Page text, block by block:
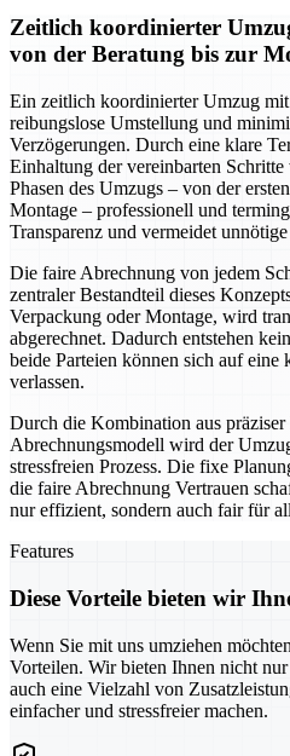
Zeitlich koordinierter
von der Beratung bis zur
Ein zeitlich koordinierter Umzug
reibungslose Umstellung und
Verzögerungen. Durch eine klare
Einhaltung der vereinbarten
Phasen des Umzugs – von der
Montage – professionell und
Transparenz und vermeidet
Die faire Abrechnung von jedem
zentraler Bestandteil dieses
Verpackung oder Montage, wird
abgerechnet. Dadurch entstehen
beide Parteien können sich auf eine
verlassen.
Durch die Kombination aus
Abrechnungsmodell wird der
stressfreien Prozess. Die fixe
die faire Abrechnung Vertrauen
nur effizient, sondern auch fair für
Features
Diese Vorteile bieten wir
Wenn Sie mit uns umziehen
Vorteilen. Wir bieten Ihnen nicht
auch eine Vielzahl von
einfacher und stressfreier machen.